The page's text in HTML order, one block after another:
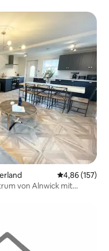
4,86 (157)
von Alnwick mit